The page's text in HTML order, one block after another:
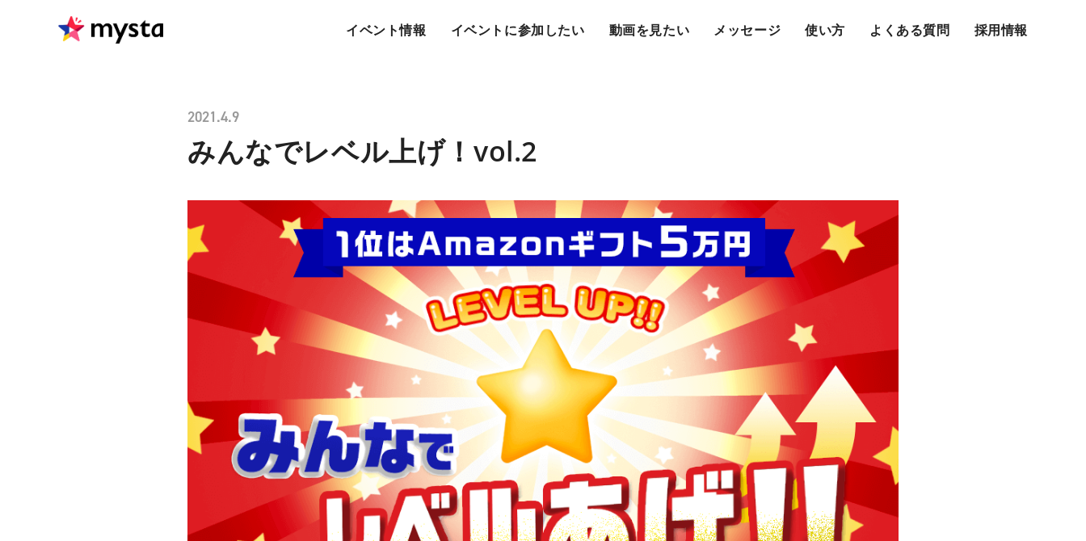
イベント情報 イベントに参加したい 動画を見たい メッセージ 使い方 よくある質問 採用情報
2021.4.9
みんなでレベル上げ！vol.2